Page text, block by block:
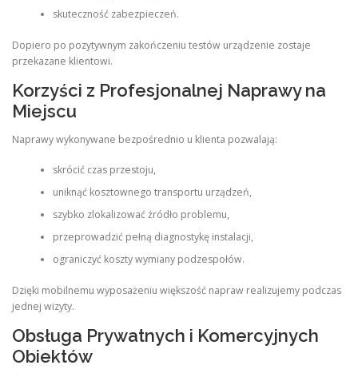
skuteczność zabezpieczeń.
Dopiero po pozytywnym zakończeniu testów urządzenie zostaje
przekazane klientowi.
Korzyści z Profesjonalnej Naprawy na
Miejscu
Naprawy wykonywane bezpośrednio u klienta pozwalają:
skrócić czas przestoju,
uniknąć kosztownego transportu urządzeń,
szybko zlokalizować źródło problemu,
przeprowadzić pełną diagnostykę instalacji,
ograniczyć koszty wymiany podzespołów.
Dzięki mobilnemu wyposażeniu większość napraw realizujemy podczas
jednej wizyty.
Obsługa Prywatnych i Komercyjnych
Obiektów